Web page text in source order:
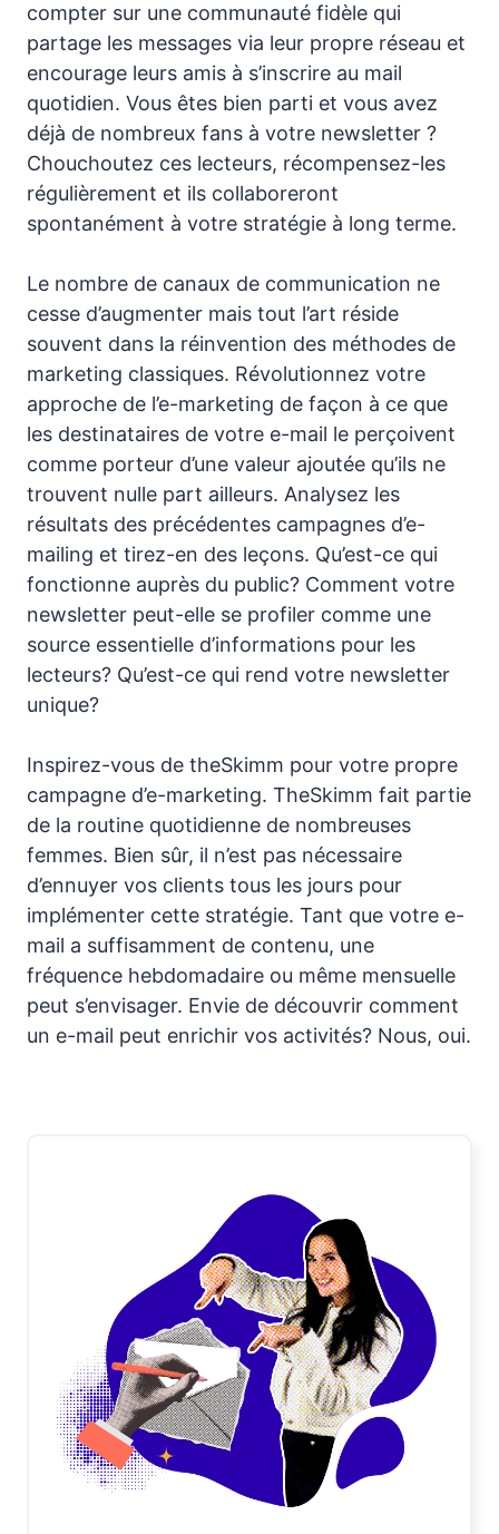
compter sur une communauté fidèle qui
partage les messages via leur propre réseau et
encourage leurs amis à s’inscrire au mail
quotidien. Vous êtes bien parti et vous avez
déjà de nombreux fans à votre newsletter ?
Chouchoutez ces lecteurs, récompensez-les
régulièrement et ils collaboreront
spontanément à votre stratégie à long terme.
Le nombre de canaux de communication ne
cesse d’augmenter mais tout l’art réside
souvent dans la réinvention des méthodes de
marketing classiques. Révolutionnez votre
approche de l’e-marketing de façon à ce que
les destinataires de votre e-mail le perçoivent
comme porteur d’une valeur ajoutée qu’ils ne
trouvent nulle part ailleurs. Analysez les
résultats des précédentes campagnes d’e-
mailing et tirez-en des leçons. Qu’est-ce qui
fonctionne auprès du public? Comment votre
newsletter peut-elle se profiler comme une
source essentielle d’informations pour les
lecteurs? Qu’est-ce qui rend votre newsletter
unique?
Inspirez-vous de theSkimm pour votre propre
campagne d’e-marketing. TheSkimm fait partie
de la routine quotidienne de nombreuses
femmes. Bien sûr, il n’est pas nécessaire
d’ennuyer vos clients tous les jours pour
implémenter cette stratégie. Tant que votre e-
mail a suffisamment de contenu, une
fréquence hebdomadaire ou même mensuelle
peut s’envisager. Envie de découvrir comment
un e-mail peut enrichir vos activités? Nous, oui.